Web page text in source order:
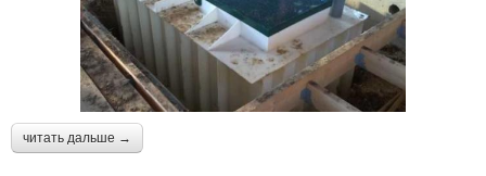
читать дальше →